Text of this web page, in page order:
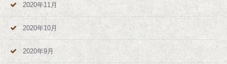
2020年11月
2020年10月
2020年9月